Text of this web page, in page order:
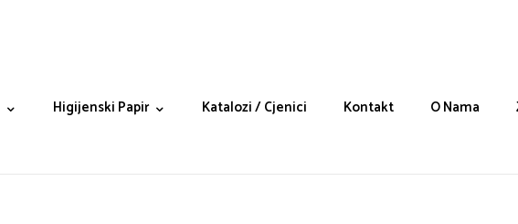
Higijenski Papir Katalozi / Cjenici Kontakt O Nama